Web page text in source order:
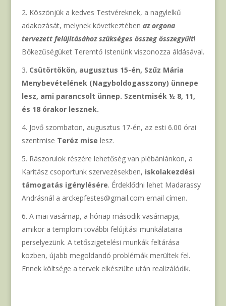
Köszönjük a kedves Testvéreknek, a nagylelkű
adakozását, melynek következtében az orgona
tervezett felújításához szükséges összeg összegyűlt!
Bőkezűségüket Teremtő Istenünk viszonozza áldásával.
Csütörtökön, augusztus 15-én, Szűz Mária
Menybevételének (Nagyboldogasszony) ünnepe
lesz, ami parancsolt ünnep. Szentmisék ½ 8, 11,
és 18 órakor lesznek.
Jövő szombaton, augusztus 17-én, az esti 6.00 órai
szentmise Teréz mise lesz.
Rászorulok részére lehetőség van plébániánkon, a
Karitász csoportunk szervezésekben, iskolakezdési
támogatás igénylésére. Érdeklődni lehet Madarassy
Andrásnál a arckepfestes@gmail.com email címen.
A mai vasárnap, a hónap második vasárnapja,
amikor a templom további felújítási munkálataira
perselyezünk. A tetőszigetelési munkák feltárása
közben, újabb megoldandó problémák merültek fel.
Ennek költsége a tervek elkészülte után realizálódik.